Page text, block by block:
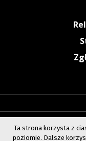
Ta strona korzysta z
poziomie. Dalsze